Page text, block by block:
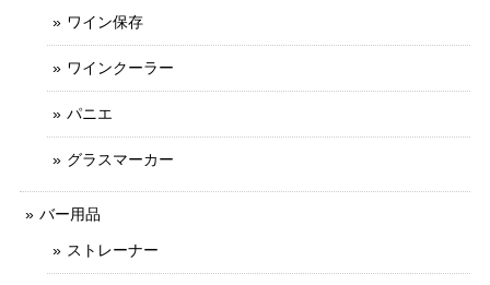
ワイン保存
ワインクーラー
パニエ
グラスマーカー
バー用品
ストレーナー